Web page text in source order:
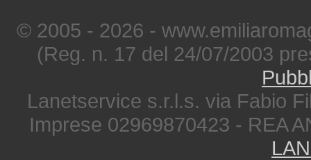
© 2005 - 2026 -
(Reg. n. 17 del 24/07/2003
Lanetservice s.r.l.s. via Fabio
Imprese 02969870423 - REA